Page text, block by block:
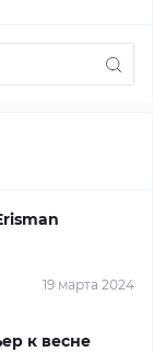
19 марта 2024
к весне